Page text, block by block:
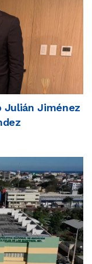
Julián Jiménez